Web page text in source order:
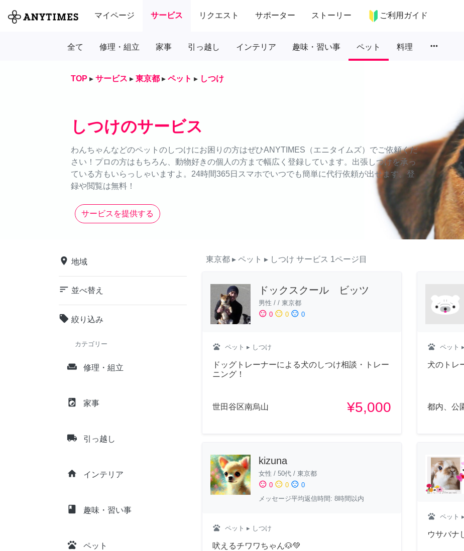
マイページ サービス リクエスト サポーター ストーリー ご利用ガイド
全て 修理・組立 家事 引っ越し インテリア 趣味・習い事 ペット 料理 more_horiz
TOP ▸ サービス ▸ 東京都 ▸ ペット ▸ しつけ
しつけのサービス
わんちゃんなどのペットのしつけにお困りの方はぜひANYTIMES（エニタイムズ）でご依頼くだ
さい！プロの方はもちろん、動物好きの個人の方まで幅広く登録しています。出張しつけを承っ
ている方もいらっしゃいますよ。24時間365日スマホでいつでも簡単に代行依頼が出せます。登
録や閲覧は無料！
サービスを提供する
place 地域
sort 並べ替え
local_offer 絞り込み
カテゴリー
weekend 修理・組立
local_laundry_service 家事
local_shipping 引っ越し
home インテリア
class 趣味・習い事
pets ペット
東京都 ▸ ペット ▸ しつけ サービス 1ページ目
ドックスクール ビッツ
男性 / / 東京都
sentiment_satisfied 0 sentiment_neutral 0 sentiment_dissatisfied 0
pets ペット ▸ しつけ
ドッグトレーナーによる犬のしつけ相談・トレー
ニング！
世田谷区南烏山 ¥5,000
pets ペット
犬のトレ
都内、公
kizuna
女性 / 50代 / 東京都
sentiment_satisfied 0 sentiment_neutral 0 sentiment_dissatisfied 0
メッセージ平均返信時間: 8時間以内
pets ペット ▸ しつけ
吠えるチワワちゃん🐶💚
pets ペット
ウサバナ